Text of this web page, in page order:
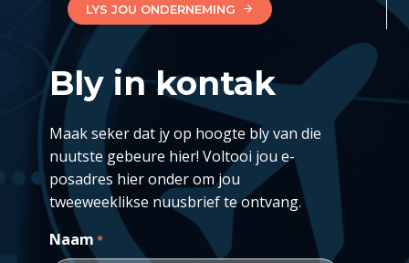
LYS JOU ONDERNEMING
Bly in kontak
Maak seker dat jy op hoogte bly van die
nuutste gebeure hier! Voltooi jou e-
posadres hier onder om jou
tweeweeklikse nuusbrief te ontvang.
Naam *